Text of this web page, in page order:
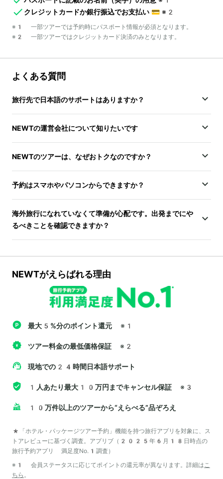
クレジットカードか銀行振込でお支払い 💳 ※2
※1 一部ツアーでは予約時にパスポート情報が必須となります。
※2 一部ツアーではクレジットカード決済のみとなります。
よくある質問
旅行先で日本語のサポートはありますか？
NEWTの運営会社について知りたいです
NEWTのツアーは、なぜおトクなのですか？
予約はスマホやパソコンからできますか？
海外旅行になれていなくて準備が心配です。出発までにや
るべきことを確認できますか？
NEWTがえらばれる理由
最大5%分のポイント還元 ※1
ツアー料金の最低価格保証 ※2
現地での24時間日本語サポート
1人あたり最大10万円までキャンセル保証 ※3
10万件以上のツアーから“えらべる”品ぞろえ
*「ホテル・パッケージツアー予約」機能を持つ旅行アプリを対象に、ス
トアレビューに基づく調査。アプリブ（2025年6月18日時点の
旅行予約アプリ 満足度No.1調査）
※1 会員ステータスに応じてポイントの還元率が異なります。詳細は こ
ちら 。